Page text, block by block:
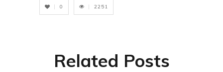
0 2251
Related Posts